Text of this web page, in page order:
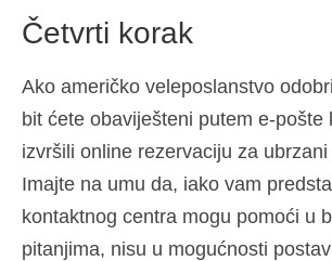
Četvrti korak
Ako američko veleposlanstvo
bit ćete obaviješteni putem e-pošte
izvršili online rezervaciju za
Imajte na umu da, iako vam
kontaktnog centra mogu pomoći u
pitanjima, nisu u mogućnosti